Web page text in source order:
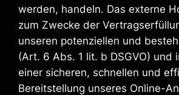
werden, handeln. Das externe
zum Zwecke der
unseren potenziellen und
(Art. 6 Abs. 1 lit. b DSGVO) und
einer sicheren, schnellen und
Bereitstellung unseres Online-